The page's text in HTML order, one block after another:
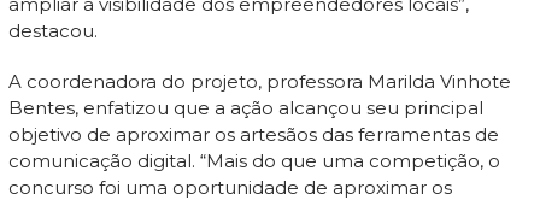
destacou.
A coordenadora do projeto, professora Marilda Vinhote
Bentes, enfatizou que a ação alcançou seu principal
objetivo de aproximar os artesãos das ferramentas de
comunicação digital. “Mais do que uma competição, o
concurso foi uma oportunidade de aproximar os